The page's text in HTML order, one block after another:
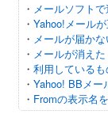
・ メールソフト
・ Yahoo!メール
・ メールが届か
・ メールが消えた
・ 利用している
・ Yahoo! BBメー
・ Fromの表示名